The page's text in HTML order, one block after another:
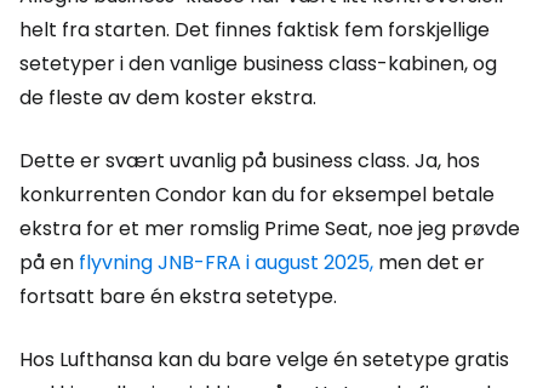
helt fra starten. Det finnes faktisk fem forskjellige
setetyper i den vanlige business class-kabinen, og
de fleste av dem koster ekstra.
Dette er svært uvanlig på business class. Ja, hos
konkurrenten Condor kan du for eksempel betale
ekstra for et mer romslig Prime Seat, noe jeg prøvde
på en flyvning JNB-FRA i august 2025, men det er
fortsatt bare én ekstra setetype.
Hos Lufthansa kan du bare velge én setetype gratis